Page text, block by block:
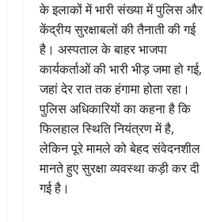
के इलाकों में भारी संख्या में पुलिस और
केंद्रीय सुरक्षाबलों की तैनाती की गई
है। अस्पताल के बाहर भाजपा
कार्यकर्ताओं की भारी भीड़ जमा हो गई,
जहां देर रात तक हंगामा होता रहा।
पुलिस अधिकारियों का कहना है कि
फिलहाल स्थिति नियंत्रण में है,
लेकिन पूरे मामले को बेहद संवेदनशील
मानते हुए सुरक्षा व्यवस्था कड़ी कर दी
गई है।